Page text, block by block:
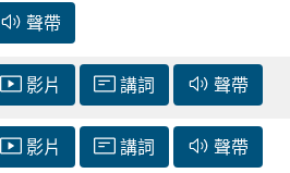
聲帶
影片 講詞 聲帶
影片 講詞 聲帶